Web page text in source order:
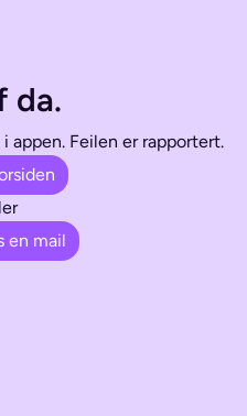
da.
appen. Feilen er rapportert.
en mail